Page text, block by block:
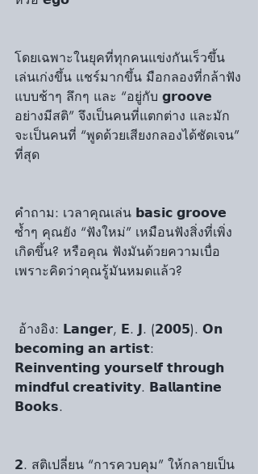
โดยเฉพาะในยุคที่ทุกคนแข่งกันเร็วขึ้น
เล่นเก่งขึ้น แชร์มากขึ้น มือกลองที่กล้าฟัง
แบบช้าๆ ลึกๆ และ “อยู่กับ 𝗴𝗿𝗼𝗼𝘃𝗲
อย่างมีสติ” จึงเป็นคนที่แตกต่าง และมัก
จะเป็นคนที่ “พูดด้วยเสียงกลองได้ชัดเจน”
ที่สุด
คำถาม: เวลาคุณเล่น 𝗯𝗮𝘀𝗶𝗰 𝗴𝗿𝗼𝗼𝘃𝗲
ซ้ำๆ คุณยัง “ฟังใหม่” เหมือนฟังสิ่งที่เพิ่ง
เกิดขึ้น? หรือคุณ ฟังมันด้วยความเบื่อ
เพราะคิดว่าคุณรู้มันหมดแล้ว?
𝗯𝗲𝗰𝗼𝗺𝗶𝗻𝗴 𝗮𝗻 𝗮𝗿𝘁𝗶𝘀𝘁:
𝗥𝗲𝗶𝗻𝘃𝗲𝗻𝘁𝗶𝗻𝗴 𝘆𝗼𝘂𝗿𝘀𝗲𝗹𝗳 𝘁𝗵𝗿𝗼𝘂𝗴𝗵
𝗺𝗶𝗻𝗱𝗳𝘂𝗹 𝗰𝗿𝗲𝗮𝘁𝗶𝘃𝗶𝘁𝘆. 𝗕𝗮𝗹𝗹𝗮𝗻𝘁𝗶𝗻𝗲
𝗕𝗼𝗼𝗸𝘀.
𝟮. สติเปลี่ยน “การควบคุม” ให้กลายเป็น